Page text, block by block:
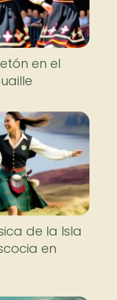
en el
de la Isla
en